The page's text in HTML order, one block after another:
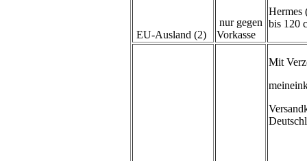
EU-Ausland (2)
nur gegen
Vorkasse
Hermes
bis 120
Mit